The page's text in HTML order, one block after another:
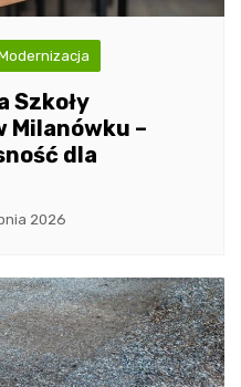
Szkoły
Milanówku –
dla
2026